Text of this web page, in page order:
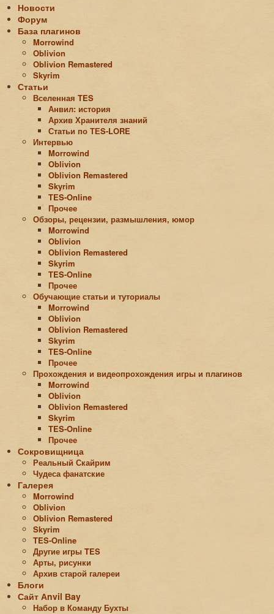
Новости
Форум
База плагинов
Morrowind
Oblivion
Oblivion Remastered
Skyrim
Статьи
Вселенная TES
Анвил: история
Архив Хранителя знаний
Статьи по ТЕS-LORE
Интервью
Morrowind
Oblivion
Oblivion Remastered
Skyrim
TES-Online
Прочее
Обзоры, рецензии, размышления, юмор
Morrowind
Oblivion
Oblivion Remastered
Skyrim
TES-Online
Прочее
Обучающие статьи и туториалы
Morrowind
Oblivion
Oblivion Remastered
Skyrim
TES-Online
Прочее
Прохождения и видеопрохождения игры и плагинов
Morrowind
Oblivion
Oblivion Remastered
Skyrim
TES-Online
Прочее
Сокровищница
Реальный Скайрим
Чудеса фанатские
Галерея
Morrowind
Oblivion
Oblivion Remastered
Skyrim
TES-Online
Другие игры TES
Арты, рисунки
Архив старой галереи
Блоги
Сайт Аnvil Вay
Набор в Команду Бухты